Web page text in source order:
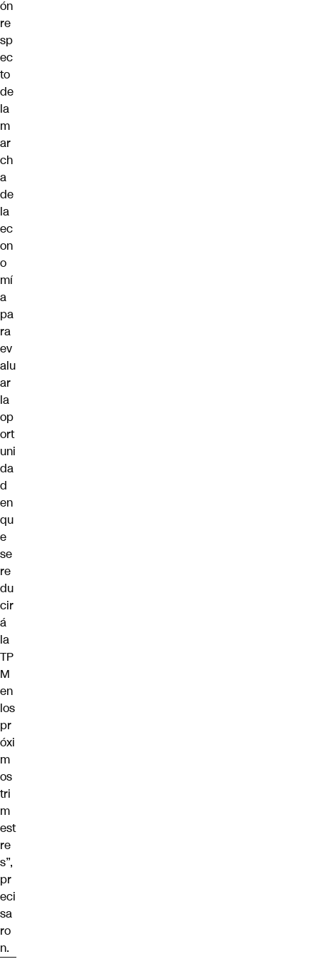
ón
re
sp
ec
to
de
la
m
ar
ch
a
de
la
ec
on
o
mí
a
pa
ra
ev
alu
ar
la
op
ort
uni
da
d
en
qu
e
se
re
du
cir
á
la
TP
M
en
los
pr
óxi
m
os
tri
m
est
re
s”,
pr
eci
sa
ro
n.